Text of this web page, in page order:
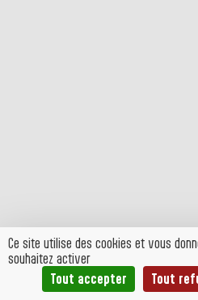
Ce site utilise des cookies et vous
souhaitez activer
Tout accepter
Tout